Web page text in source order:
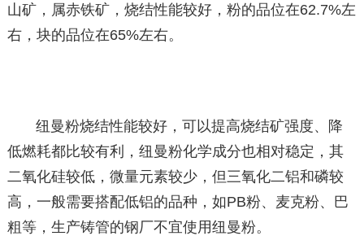
山矿，属赤铁矿，烧结性能较好，粉的品位在62.7%左
右，块的品位在65%左右。
纽曼粉烧结性能较好，可以提高烧结矿强度、降
低燃耗都比较有利，纽曼粉化学成分也相对稳定，其
二氧化硅较低，微量元素较少，但三氧化二铝和磷较
高，一般需要搭配低铝的品种，如PB粉、麦克粉、巴
粗等，生产铸管的钢厂不宜使用纽曼粉。